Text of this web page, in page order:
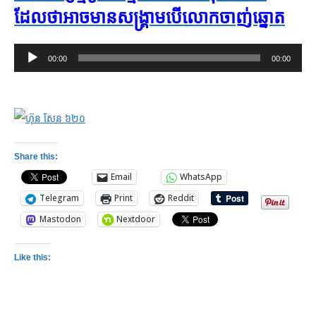
ដែល​ថា​អាច​មាន​សង្គ្រាម​បើ​លោក​ចាញ់​ឆ្នោត
Audio
Player
00:00 00:00
Share this:
Email
WhatsApp
Telegram
Print
Reddit
Mastodon
Nextdoor
Like this: